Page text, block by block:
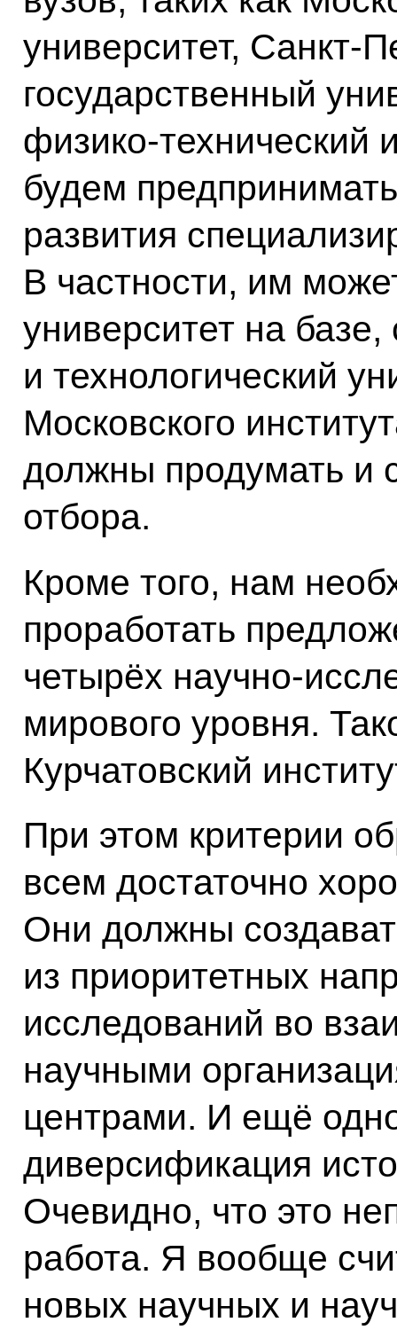
университет, Санкт-
государственный
физико-технический
будем
развития
В частности, им
университет на
и технологический
Московского
должны продумать и
отбора.
Кроме того, нам
проработать
четырёх научно-
мирового уровня.
Курчатовский
При этом критерии
всем достаточно
Они должны
из приоритетных
исследований во
научными
центрами. И ещё
диверсификация
Очевидно, что это
работа. Я вообще
новых научных и